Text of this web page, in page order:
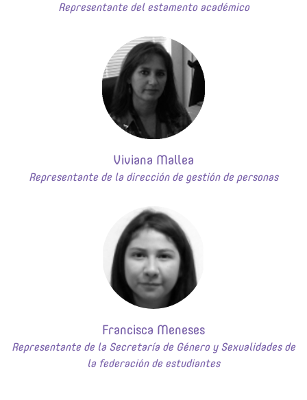
Representante del estamento académico
Viviana Mallea
Representante de la dirección de gestión de personas
Francisca Meneses
Representante de la Secretaría de Género y Sexualidades de
la federación de estudiantes